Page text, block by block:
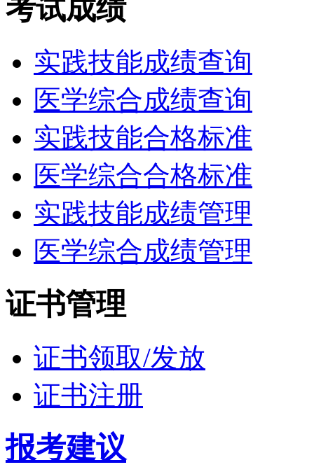
考试成绩
实践技能成绩查询
医学综合成绩查询
实践技能合格标准
医学综合合格标准
实践技能成绩管理
医学综合成绩管理
证书管理
证书领取/发放
证书注册
报考建议